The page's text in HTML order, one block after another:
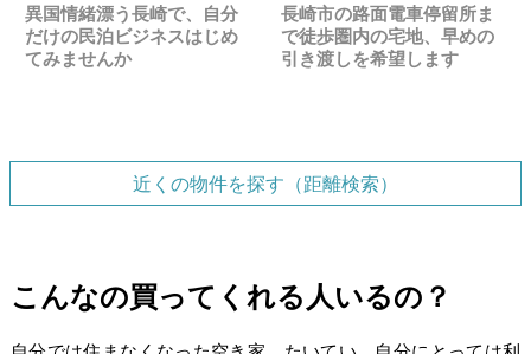
異国情緒漂う長崎で、自分
だけの民泊ビジネスはじめ
てみませんか
長崎市の路面電車停留所ま
で徒歩圏内の宅地、早めの
引き渡しを希望します
近くの物件を探す（距離検索）
こんなの買ってくれる人いるの？